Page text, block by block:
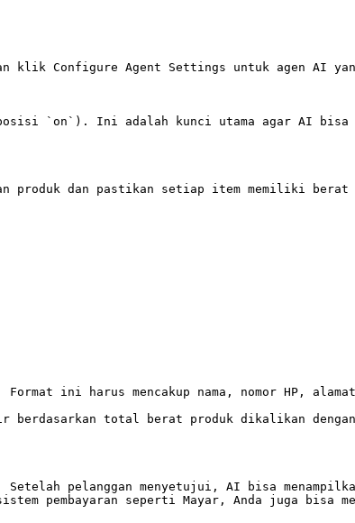
klik Configure Agent Settings untuk agen AI
`on`). Ini adalah kunci utama agar AI bisa
produk dan pastikan setiap item memiliki
ini harus mencakup nama, nomor HP,
berdasarkan total berat produk dikalikan
pelanggan menyetujui, AI bisa
pembayaran seperti Mayar, Anda juga bisa